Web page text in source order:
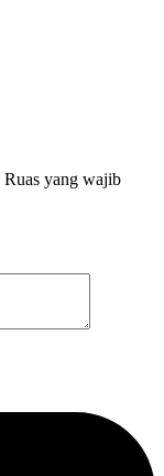
Ruas yang wajib